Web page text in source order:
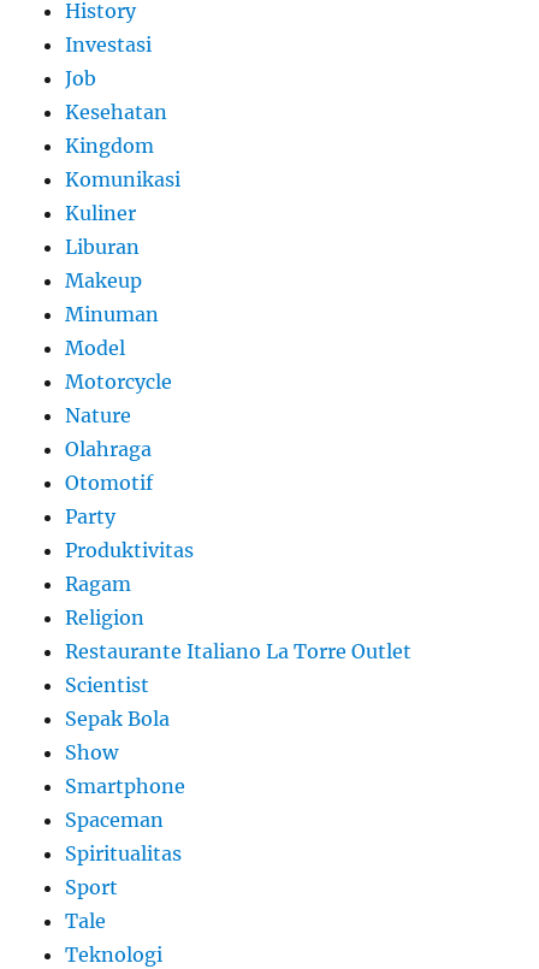
History
Investasi
Job
Kesehatan
Kingdom
Komunikasi
Kuliner
Liburan
Makeup
Minuman
Model
Motorcycle
Nature
Olahraga
Otomotif
Party
Produktivitas
Ragam
Religion
Restaurante Italiano La Torre Outlet
Scientist
Sepak Bola
Show
Smartphone
Spaceman
Spiritualitas
Sport
Tale
Teknologi